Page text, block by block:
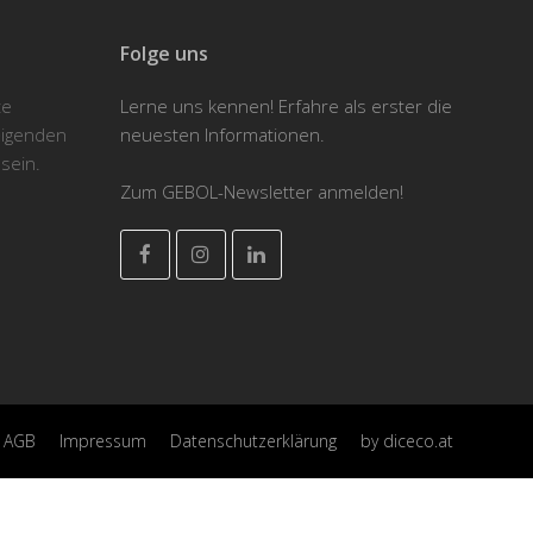
Folge uns
Lerne uns kennen! Erfahre als erster die
neuesten Informationen.
Zum GEBOL-Newsletter anmelden!
FacebookInstagramLinkedIn
AGB Impressum Datenschutzerklärung by diceco.at